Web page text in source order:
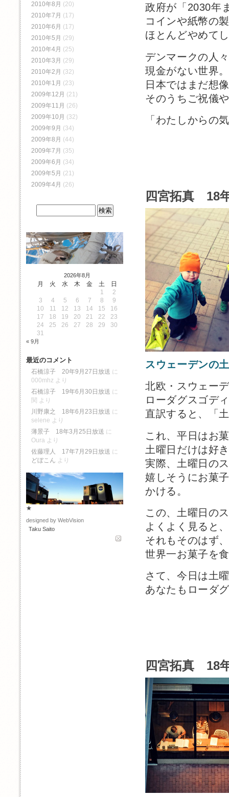
政府が「2030年
コインや紙幣の
ほとんどやめて
デンマークの人
現金がない世界
日本ではまだ想
そのうちご祝儀
「わたしからの
四宮拓真 18
スウェーデンの
北欧・スウェー
ローダグスゴデ
直訳すると、「
これ、平日はお
土曜日だけは好
実際、土曜日の
嬉しそうにお菓
かける。
この、土曜日の
よくよく見ると
それもそのはず
世界一お菓子を
さて、今日は土
あなたもローダ
四宮拓真 18
2010年8月 (20)
2010年7月 (17)
2010年6月 (17)
2010年5月 (29)
2010年4月 (25)
2010年3月 (29)
2010年2月 (32)
2010年1月 (23)
2009年12月 (21)
2009年11月 (26)
2009年10月 (32)
2009年9月 (34)
2009年8月 (44)
2009年7月 (35)
2009年6月 (34)
2009年5月 (21)
2009年4月 (26)
2026年8月
月 火 水 木 金 土
日
1
2
3
4 5 6 7 8
9
10
11 12 13 14 15
16
17
18 19 20 21 22
23
24
25 26 27 28 29
30
31
« 9月
最近のコメント
石橋涼子 20年9月27日放送 に
000mhz より
石橋涼子 19年6月30日放送 に
関 より
川野康之 18年6月23日放送 に
selene より
薄景子 18年3月25日放送 に
Oura より
佐藤理人 17年7月29日放送 に
どぼこん より
★
designed by WebVision
Taku Saito